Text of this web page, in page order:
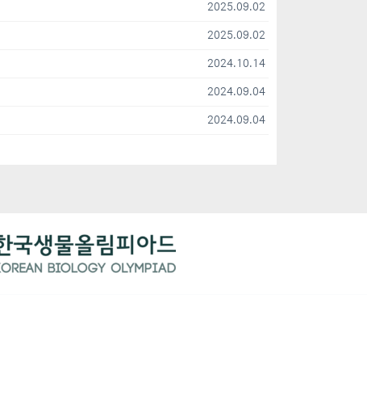
2025.09.02
2025.09.02
2024.10.14
2024.09.04
2024.09.04